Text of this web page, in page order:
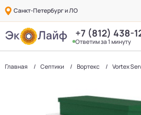
Санкт-Петербург и ЛО
+7 (812) 438-
Ответим за 1 минуту
Главная Септики Вортекс Vortex